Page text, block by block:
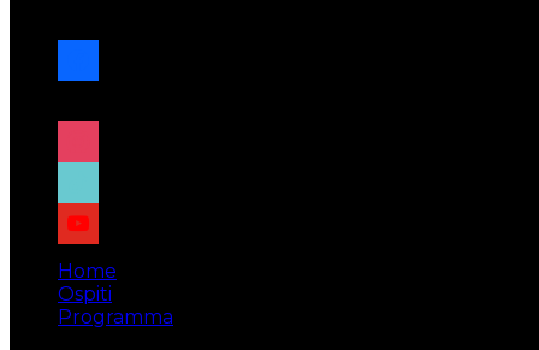
facebook
x
instagram
tiktok
youtube
Home
Ospiti
Programma